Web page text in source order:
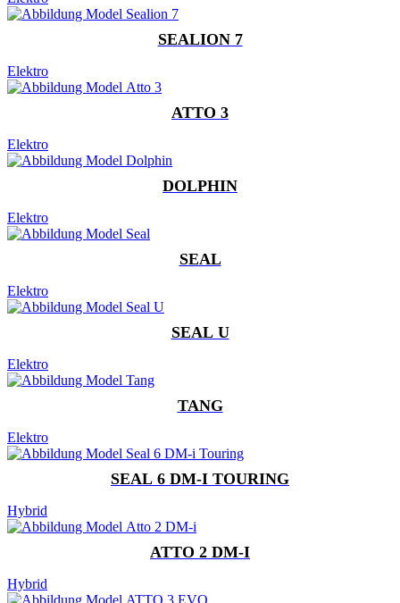
SEALION 7
Elektro
ATTO 3
Elektro
DOLPHIN
Elektro
SEAL
Elektro
SEAL U
Elektro
TANG
Elektro
SEAL 6 DM-I TOURING
Hybrid
ATTO 2 DM-I
Hybrid